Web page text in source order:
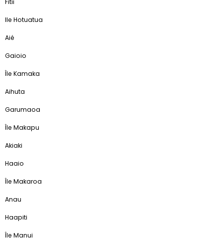
Fitii
Ile Hotuatua
Aié
Gaioio
Île Kamaka
Aihuta
Garumaoa
Île Makapu
Akiaki
Haaio
Île Makaroa
Anau
Haapiti
Île Manui